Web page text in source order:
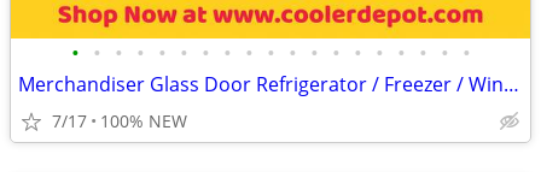
• • • • • • • • • • • • • • • • • • •
Merchandiser Glass Door Refrigerator / Freezer / Wine Cooler
7/17 100% NEW